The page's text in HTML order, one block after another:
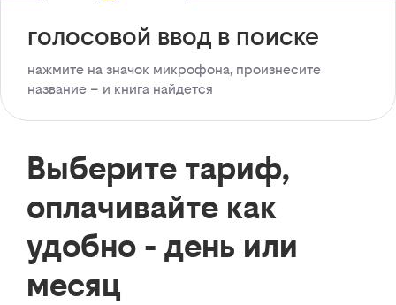
голосовой ввод в поиске
нажмите на значок микрофона, произнесите
название – и книга найдется
Выберите тариф,
оплачивайте как
удобно - день или
месяц